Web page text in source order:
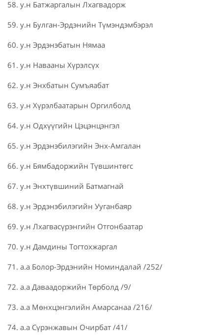
58. у.н Батжаргалын Лхагвадорж
59. у.н Булган-Эрдэнийн Түмэндэмбэрэл
60. у.н Эрдэнэбатын Нямаа
61. у.н Навааны Хүрэлсүх
62. у.н Энхбатын Сумъяабат
63. у.н Хүрэлбаатарын Оргилболд
64. у.н Одхүүгийн Цэцэнцэнгэл
65. у.н Эрдэнэбилэгийн Энх-Амгалан
66. у.н Бямбадоржийн Түвшинтөгс
67. у.н Энхтүвшиний Батмагнай
68. у.н Эрдэнэбилэгийн Ууганбаяр
69. у.н Лхагвасүрэнгийн Отгонбаатар
70. у.н Дамдины Тогтохжаргал
71. а.а Болор-Эрдэнийн Номиндалай /252/
72. а.а Даваадоржийн Төрболд /9/
73. а.а Мөнхцэнгэлийн Амарсанаа /216/
74. а.а Сүрэнжавын Очирбат /41/